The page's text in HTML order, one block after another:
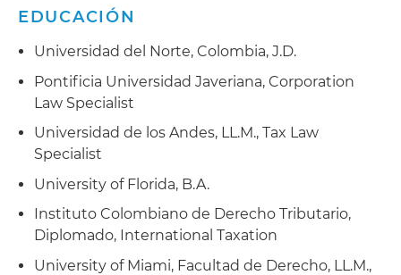
EDUCACIÓN
Universidad del Norte, Colombia, J.D.
Pontificia Universidad Javeriana, Corporation
Law Specialist
Universidad de los Andes, LL.M., Tax Law
Specialist
University of Florida, B.A.
Instituto Colombiano de Derecho Tributario,
Diplomado, International Taxation
University of Miami, Facultad de Derecho, LL.M.,